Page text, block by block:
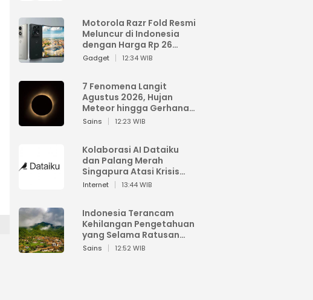
Motorola Razr Fold Resmi
Meluncur di Indonesia
dengan Harga Rp 26
Jutaan
Gadget 12:34 WIB
7 Fenomena Langit
Agustus 2026, Hujan
Meteor hingga Gerhana
Matahari
Sains 12:23 WIB
Kolaborasi AI Dataiku
dan Palang Merah
Singapura Atasi Krisis
Bencana
Internet 13:44 WIB
Indonesia Terancam
Kehilangan Pengetahuan
yang Selama Ratusan
Tahun Menjaga Alam
Sains 12:52 WIB